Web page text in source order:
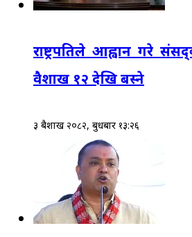
राष्ट्रपतिले आह्वान गरे
वैशाख १२ देखि बस्ने
३ बैशाख २०८२, बुधबार १३:२६